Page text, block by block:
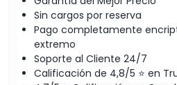
Sin cargos por reserva
Pago completamente
extremo
Soporte al Cliente 24/7
Calificación de 4,8/5 ⭐ en